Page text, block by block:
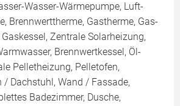
Wasser-Wärmepumpe, Luft-
Brennwerttherme, Gastherme, Gas-
Zentrale Solarheizung,
Brennwertkessel, Öl-
Pelletheizung, Pelletofen,
/ Dachstuhl, Wand / Fassade,
Badezimmer, Dusche,